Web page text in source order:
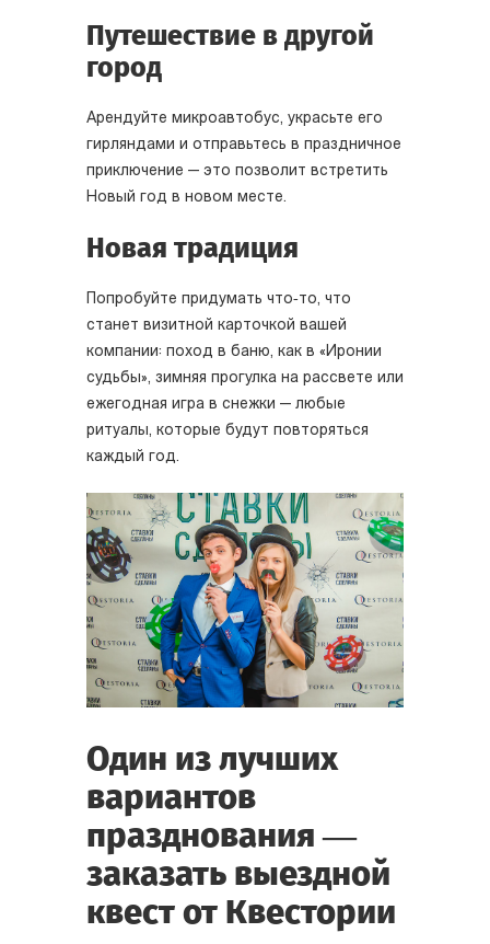
Путешествие в другой
город
Арендуйте микроавтобус, украсьте его
гирляндами и отправьтесь в праздничное
приключение — это позволит встретить
Новый год в новом месте.
Новая традиция
Попробуйте придумать что‑то, что
станет визитной карточкой вашей
компании: поход в баню, как в «Иронии
судьбы», зимняя прогулка на рассвете или
ежегодная игра в снежки — любые
ритуалы, которые будут повторяться
каждый год.
Один из лучших
вариантов
празднования —
заказать выездной
квест от Квестории